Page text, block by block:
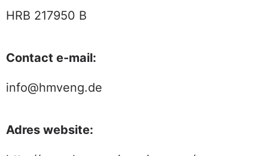
HRB 217950 B
Contact e-mail:
info@hmveng.de
Adres website: